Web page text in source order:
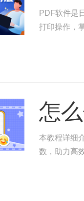
PDF软件是
打印操作，
怎
本教程详细
数，助力高